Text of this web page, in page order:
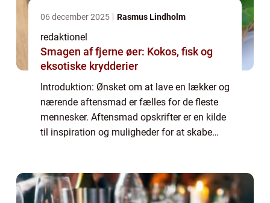
06 december 2025 Rasmus Lindholm
redaktionel
Smagen af fjerne øer: Kokos, fisk og
eksotiske krydderier
Introduktion: Ønsket om at lave en lækker og
nærende aftensmad er fælles for de fleste
mennesker. Aftensmad opskrifter er en kilde
til inspiration og muligheder for at skabe